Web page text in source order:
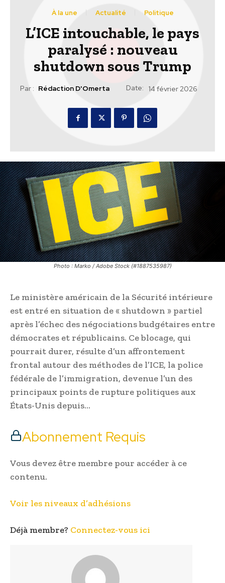
À la une Actualité Politique
L’ICE intouchable, le pays
paralysé : nouveau
shutdown sous Trump
Par : Rédaction D'Omerta Date: 14 février 2026
Photo : Marko / Adobe Stock (#1887535987)
Le ministère américain de la Sécurité intérieure
est entré en situation de « shutdown » partiel
après l’échec des négociations budgétaires entre
démocrates et républicains. Ce blocage, qui
pourrait durer, résulte d’un affrontement
frontal autour des méthodes de l’ICE, la police
fédérale de l’immigration, devenue l’un des
principaux points de rupture politiques aux
États-Unis depuis…
Abonnement Requis
Vous devez être membre pour accéder à ce
contenu.
Voir les niveaux d’adhésions
Déjà membre? Connectez-vous ici